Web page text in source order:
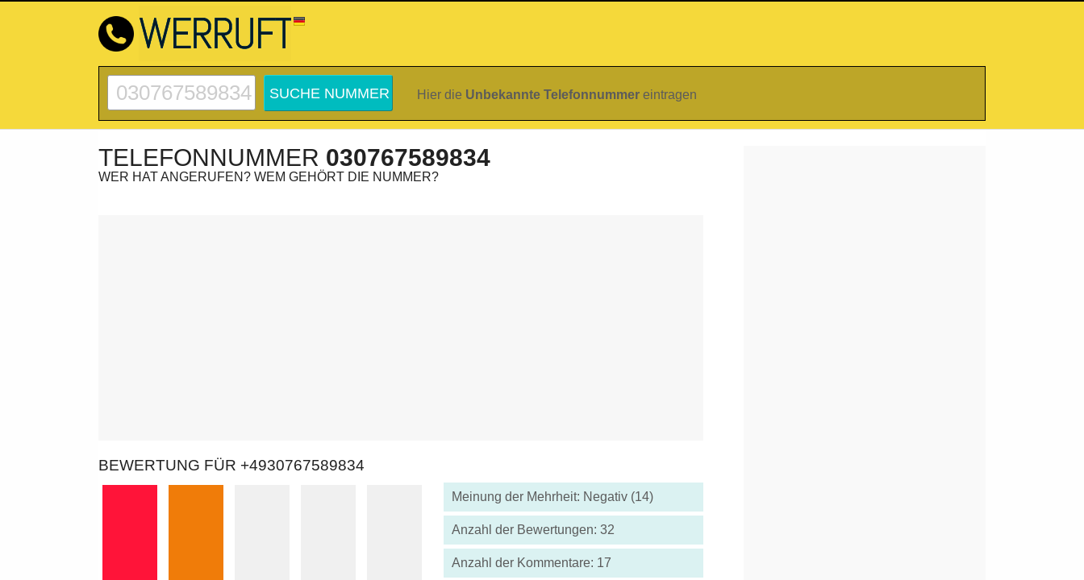
Hier die Unbekannte Telefonnummer eintragen
TELEFONNUMMER 030767589834
WER HAT ANGERUFEN? WEM GEHÖRT DIE NUMMER?
BEWERTUNG FÜR +4930767589834
Meinung der Mehrheit: Negativ (14)
Anzahl der Bewertungen: 32
Anzahl der Kommentare: 17